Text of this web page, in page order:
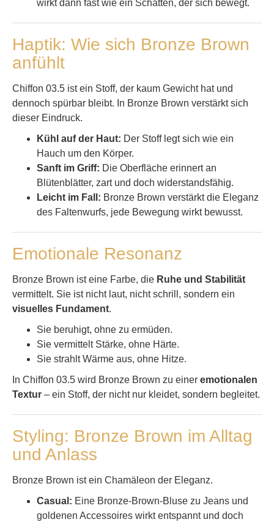
wirkt dann fast wie ein Schatten, der sich bewegt.
Haptik: Wie sich Bronze Brown
anfühlt
Chiffon 03.5 ist ein Stoff, der kaum Gewicht hat und
dennoch spürbar bleibt. In Bronze Brown verstärkt sich
dieser Eindruck.
Kühl auf der Haut: Der Stoff legt sich wie ein
Hauch um den Körper.
Sanft im Griff: Die Oberfläche erinnert an
Blütenblätter, zart und doch widerstandsfähig.
Leicht im Fall: Bronze Brown verstärkt die Eleganz
des Faltenwurfs, jede Bewegung wirkt bewusst.
Emotionale Resonanz
Bronze Brown ist eine Farbe, die Ruhe und Stabilität
vermittelt. Sie ist nicht laut, nicht schrill, sondern ein
visuelles Fundament.
Sie beruhigt, ohne zu ermüden.
Sie vermittelt Stärke, ohne Härte.
Sie strahlt Wärme aus, ohne Hitze.
In Chiffon 03.5 wird Bronze Brown zu einer emotionalen
Textur – ein Stoff, der nicht nur kleidet, sondern begleitet.
Styling: Bronze Brown im Alltag
und Anlass
Bronze Brown ist ein Chamäleon der Eleganz.
Casual: Eine Bronze-Brown-Bluse zu Jeans und
goldenen Accessoires wirkt entspannt und doch